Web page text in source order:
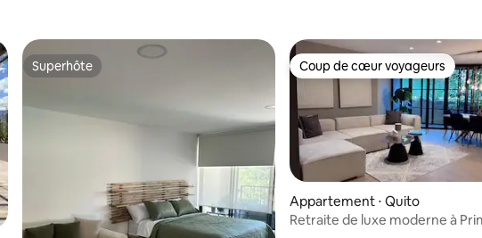
Superhôte
Superhôte Coup de cœur voyageurs
Coup de cœur voyageurs
Appartement ⋅ Quito
Retraite de luxe moderne à